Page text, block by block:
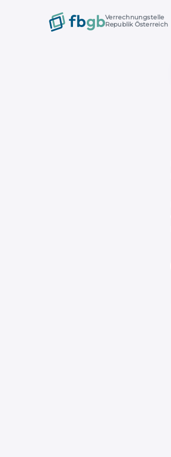
Verrechnungstelle
Republik Österreich